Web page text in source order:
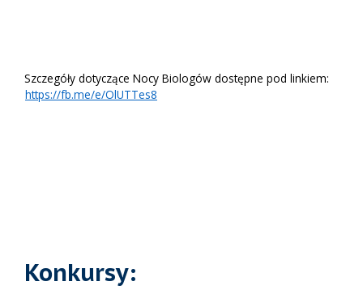
Szczegóły dotyczące Nocy Biologów dostępne pod linkiem:
https://fb.me/e/OlUTTes8
Konkursy: